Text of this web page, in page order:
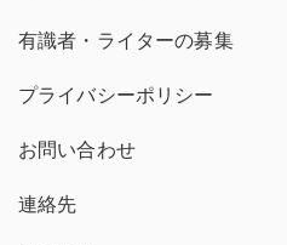
有識者・ライターの募集
プライバシーポリシー
お問い合わせ
連絡先